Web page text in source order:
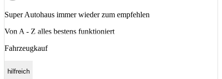
Super Autohaus immer wieder zum empfehlen
Von A - Z alles bestens funktioniert
Fahrzeugkauf
hilfreich